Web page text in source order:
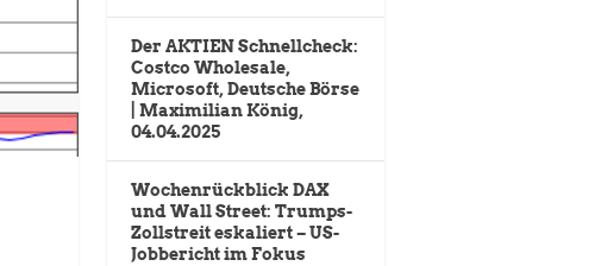
Der AKTIEN Schnellcheck:
Costco Wholesale,
Microsoft, Deutsche Börse
| Maximilian König,
04.04.2025
Wochenrückblick DAX
und Wall Street: Trumps-
Zollstreit eskaliert – US-
Jobbericht im Fokus